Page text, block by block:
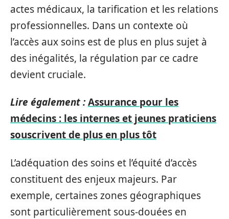
actes médicaux, la tarification et les relations
professionnelles. Dans un contexte où
l’accès aux soins est de plus en plus sujet à
des inégalités, la régulation par ce cadre
devient cruciale.
Lire également :Assurance pour les
médecins : les internes et jeunes praticiens
souscrivent de plus en plus tôt
L’adéquation des soins et l’équité d’accès
constituent des enjeux majeurs. Par
exemple, certaines zones géographiques
sont particulièrement sous-douées en